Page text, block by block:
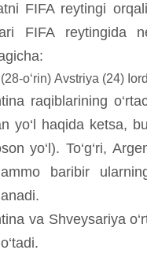
FIFA reytingi
FIFA reytingida
o‘rin) Avstriya (24)
raqiblarining
yo‘l haqida ketsa,
yo‘l). To‘g‘ri,
baribir
va Shveysariya